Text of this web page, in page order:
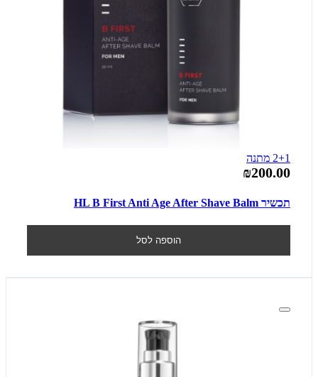
2+1 מתנה
₪200.00
תכשיר HL B First Anti Age After Shave Balm
הוספה לסל